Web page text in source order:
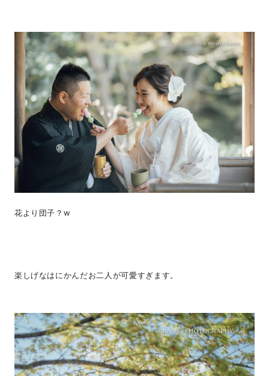
花より団子？w
楽しげなはにかんだお二人が可愛すぎます。